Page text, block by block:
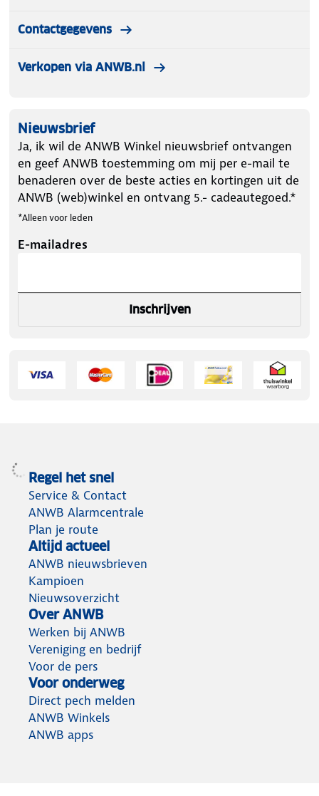
Contactgegevens
Verkopen via ANWB.nl
Nieuwsbrief
Ja, ik wil de ANWB Winkel nieuwsbrief ontvangen
en geef ANWB toestemming om mij per e-mail te
benaderen over de beste acties en kortingen uit de
ANWB (web)winkel en ontvang 5.- cadeautegoed.*
*Alleen voor leden
E-mailadres
Inschrijven
Regel het snel
Service & Contact
ANWB Alarmcentrale
Plan je route
Altijd actueel
ANWB nieuwsbrieven
Kampioen
Nieuwsoverzicht
Over ANWB
Werken bij ANWB
Vereniging en bedrijf
Voor de pers
Voor onderweg
Direct pech melden
ANWB Winkels
ANWB apps